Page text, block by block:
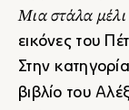
Μια στάλα μέλι
εικόνες του
Στην
βιβλίο του